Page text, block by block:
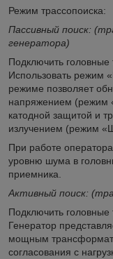
Режим трассопоиска:
Пассивный поиск:
генератора)
Подключить
Использовать режим
режиме позволяет
напряжением (режим
катодной защитой и
излучением (режим
При работе
уровню шума в
приемника.
Активный поиск:
Подключить
Генератор
мощным
согласования с